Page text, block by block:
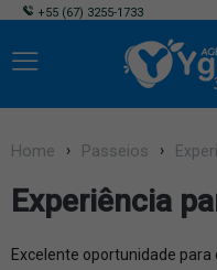
+55 (67) 3255-1733
Home Passeios
Experiência
Excelente oportunidade